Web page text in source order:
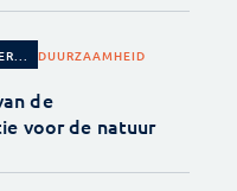
DUURZAAMHEID
de
voor de natuur